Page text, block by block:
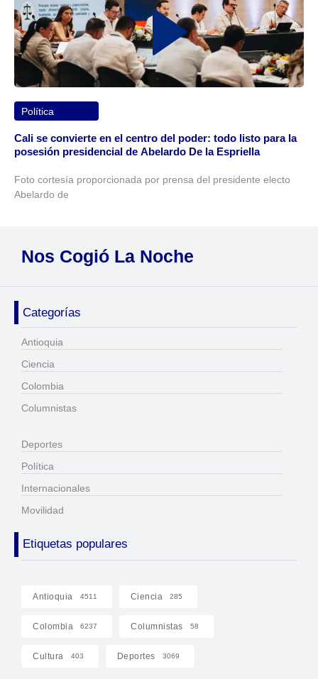
Política
Cali se convierte en el centro del poder: todo listo para la
posesión presidencial de Abelardo De la Espriella
Foto cortesía proporcionada por prensa del presidente electo
Abelardo de
Nos Cogió La Noche
Categorías
Antioquia
Ciencia
Colombia
Columnistas
Deportes
Política
Internacionales
Movilidad
Etiquetas populares
Antioquia 4511 Ciencia 285
Colombia 6237 Columnistas 58
Cultura 403 Deportes 3069